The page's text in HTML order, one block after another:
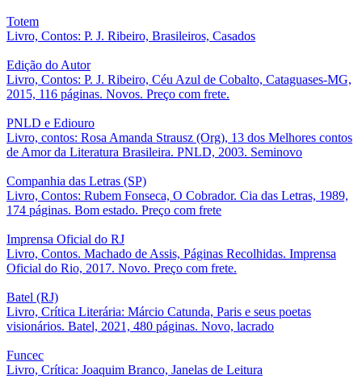
Totem
Livro, Contos: P. J. Ribeiro, Brasileiros, Casados
Edição do Autor
Livro, Contos: P. J. Ribeiro, Céu Azul de Cobalto, Cataguases-MG,
2015, 116 páginas. Novos. Preço com frete.
PNLD e Ediouro
Livro, contos: Rosa Amanda Strausz (Org), 13 dos Melhores contos
de Amor da Literatura Brasileira. PNLD, 2003. Seminovo
Companhia das Letras (SP)
Livro, Contos: Rubem Fonseca, O Cobrador. Cia das Letras, 1989,
174 páginas. Bom estado. Preço com frete
Imprensa Oficial do RJ
Livro, Contos. Machado de Assis, Páginas Recolhidas. Imprensa
Oficial do Rio, 2017. Novo. Preço com frete.
Batel (RJ)
Livro, Crítica Literária: Márcio Catunda, Paris e seus poetas
visionários. Batel, 2021, 480 páginas. Novo, lacrado
Funcec
Livro, Crítica: Joaquim Branco, Janelas de Leitura